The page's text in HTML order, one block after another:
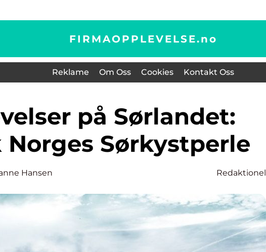
FIRMAOPPLEVELSE.no
Reklame Om Oss Cookies Kontakt Oss
Norges Sørkystperle
Hansen Redaktionel